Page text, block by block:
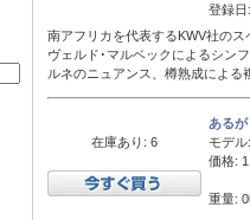
登録
南アフリカを代表するKWV社の
ヴェルド･マルベックによるシン
ルネのニュアンス、樽熟成によ
在庫あり: 6
ある
モデル:
価格:
重量: